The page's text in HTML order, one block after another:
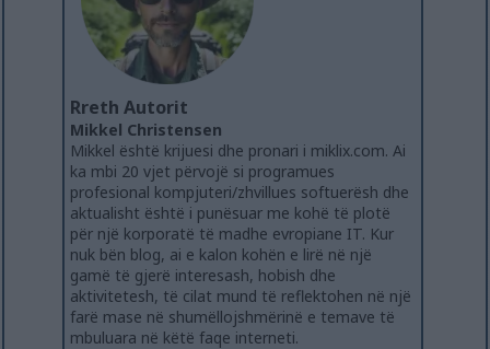
Rreth Autorit
Mikkel Christensen
Mikkel është krijuesi dhe pronari i miklix.com. Ai
ka mbi 20 vjet përvojë si programues
profesional kompjuteri/zhvillues softuerësh dhe
aktualisht është i punësuar me kohë të plotë
për një korporatë të madhe evropiane IT. Kur
nuk bën blog, ai e kalon kohën e lirë në një
gamë të gjerë interesash, hobish dhe
aktivitetesh, të cilat mund të reflektohen në një
farë mase në shumëllojshmërinë e temave të
mbuluara në këtë faqe interneti.